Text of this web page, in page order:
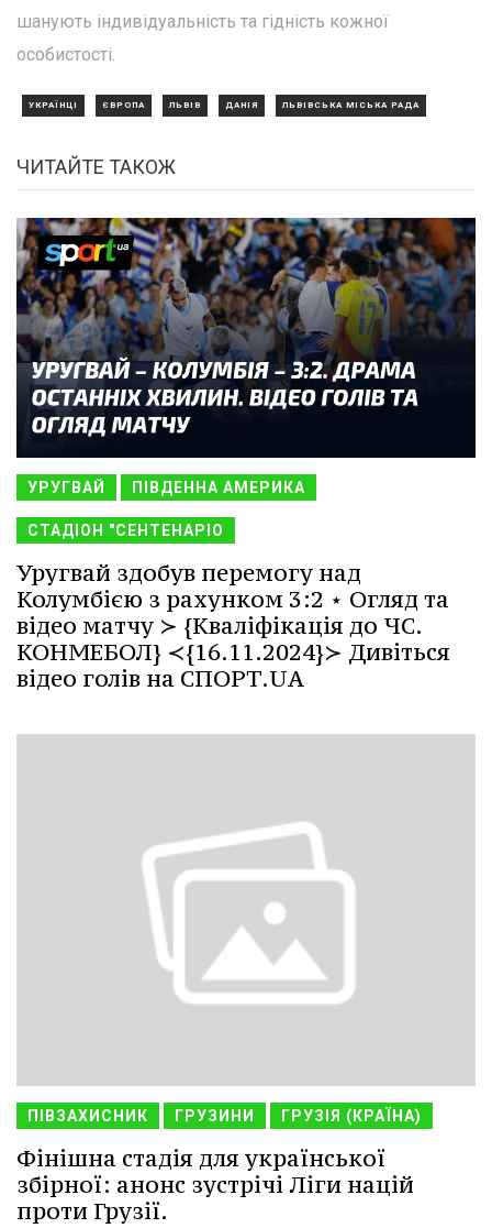
шанують індивідуальність та гідність кожної
особистості.
УКРАЇНЦІ ЄВРОПА ЛЬВІВ ДАНІЯ ЛЬВІВСЬКА МІСЬКА РАДА
ЧИТАЙТЕ ТАКОЖ
УРУГВАЙ ПІВДЕННА АМЕРИКА
СТАДІОН "СЕНТЕНАРІО
Уругвай здобув перемогу над
Колумбією з рахунком 3:2 ⋆ Огляд та
відео матчу ≻ {Кваліфікація до ЧС.
КОНМЕБОЛ} ≺{16.11.2024}≻ Дивіться
відео голів на СПОРТ.UA
ПІВЗАХИСНИК ГРУЗИНИ ГРУЗІЯ (КРАЇНА)
Фінішна стадія для української
збірної: анонс зустрічі Ліги націй
проти Грузії.